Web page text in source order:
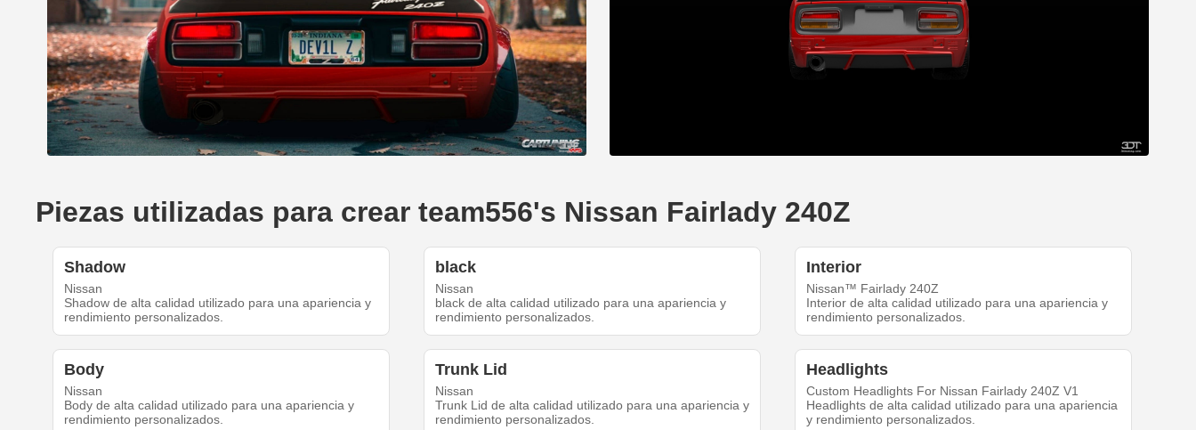
Piezas utilizadas para crear team556's Nissan Fairlady 240Z
Shadow
Nissan
Shadow de alta calidad utilizado para una apariencia y
rendimiento personalizados.
black
Nissan
black de alta calidad utilizado para una apariencia y
rendimiento personalizados.
Interior
Nissan™ Fairlady 240Z
Interior de alta calidad utilizado para una apariencia y
rendimiento personalizados.
Body
Nissan
Body de alta calidad utilizado para una apariencia y
rendimiento personalizados.
Trunk Lid
Nissan
Trunk Lid de alta calidad utilizado para una apariencia y
rendimiento personalizados.
Headlights
Custom Headlights For Nissan Fairlady 240Z V1
Headlights de alta calidad utilizado para una apariencia
y rendimiento personalizados.